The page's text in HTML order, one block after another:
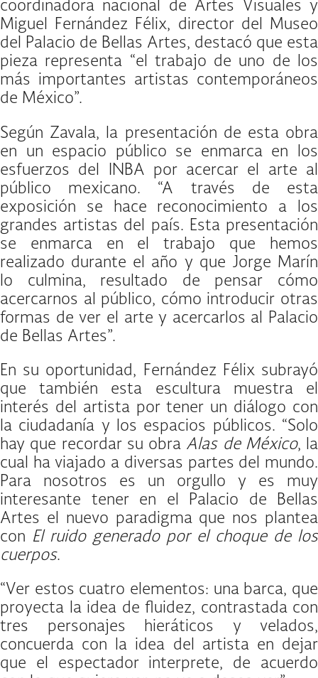
coordinadora nacional de Artes Visuales y
Miguel Fernández Félix, director del Museo
del Palacio de Bellas Artes, destacó que esta
pieza representa “el trabajo de uno de los
más importantes artistas contemporáneos
de México”.
Según Zavala, la presentación de esta obra
en un espacio público se enmarca en los
esfuerzos del INBA por acercar el arte al
público mexicano. “A través de esta
exposición se hace reconocimiento a los
grandes artistas del país. Esta presentación
se enmarca en el trabajo que hemos
realizado durante el año y que Jorge Marín
lo culmina, resultado de pensar cómo
acercarnos al público, cómo introducir otras
formas de ver el arte y acercarlos al Palacio
de Bellas Artes”.
En su oportunidad, Fernández Félix subrayó
que también esta escultura muestra el
interés del artista por tener un diálogo con
la ciudadanía y los espacios públicos. “Solo
hay que recordar su obra Alas de México, la
cual ha viajado a diversas partes del mundo.
Para nosotros es un orgullo y es muy
interesante tener en el Palacio de Bellas
Artes el nuevo paradigma que nos plantea
con El ruido generado por el choque de los
cuerpos.
“Ver estos cuatro elementos: una barca, que
proyecta la idea de fluidez, contrastada con
tres personajes hieráticos y velados,
concuerda con la idea del artista en dejar
que el espectador interprete, de acuerdo